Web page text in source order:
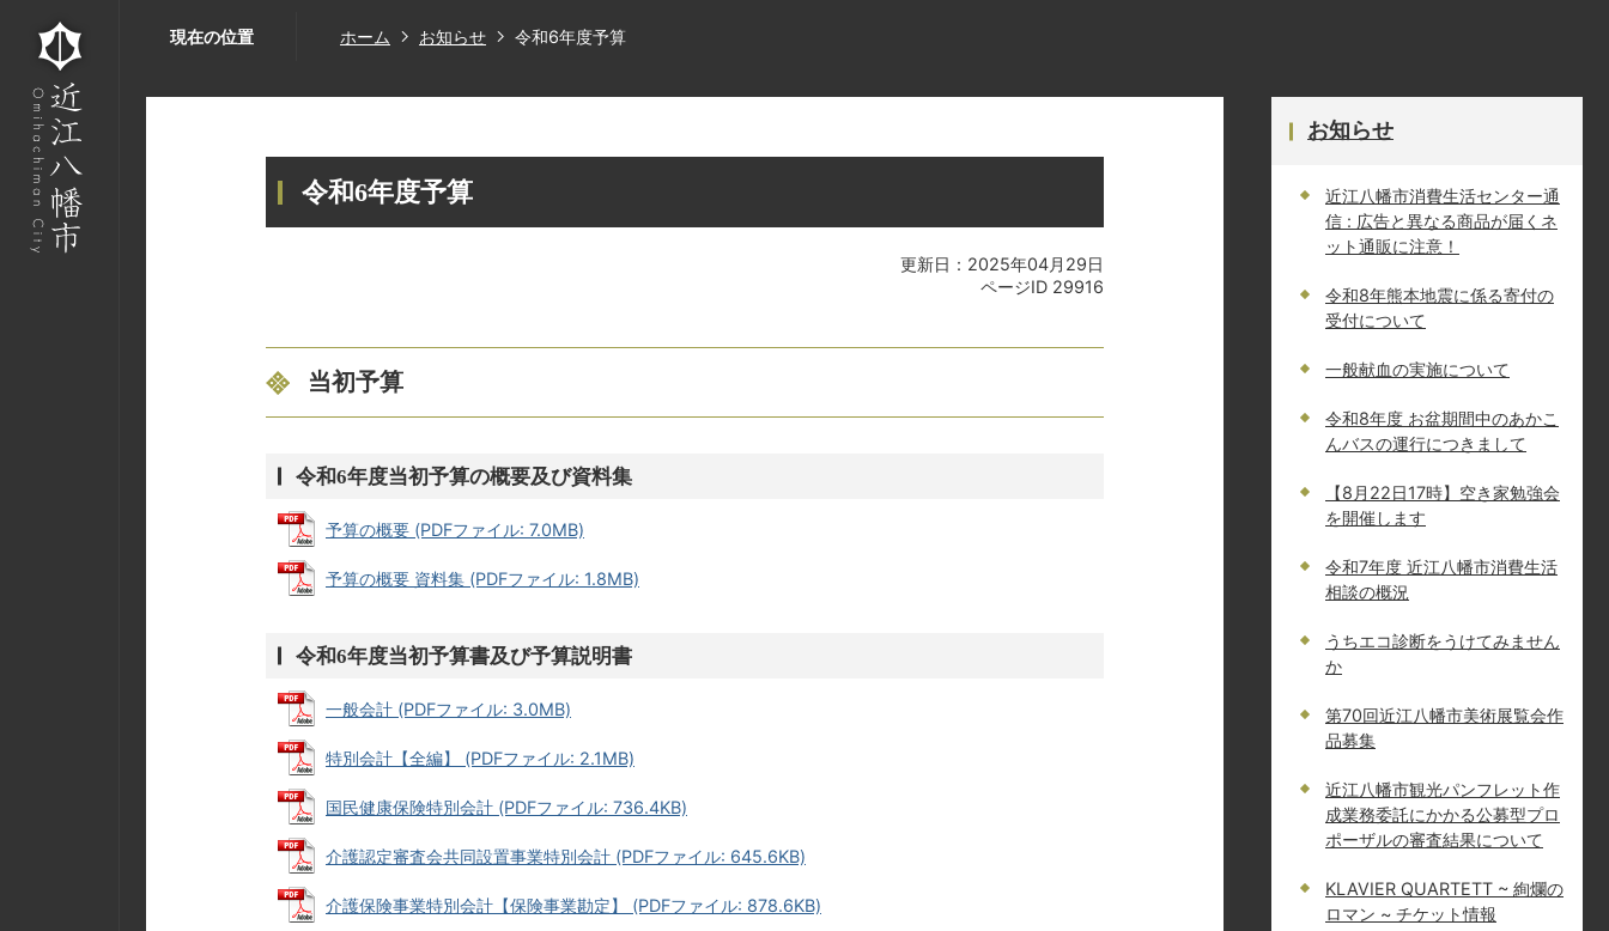
現在の位置 ホーム お知らせ 令和6年度予算
令和6年度予算
更新日：2025年04月29日
ページID 29916
当初予算
令和6年度当初予算の概要及び資料集
予算の概要 (PDFファイル: 7.0MB)
予算の概要 資料集 (PDFファイル: 1.8MB)
令和6年度当初予算書及び予算説明書
一般会計 (PDFファイル: 3.0MB)
特別会計【全編】 (PDFファイル: 2.1MB)
国民健康保険特別会計 (PDFファイル: 736.4KB)
介護認定審査会共同設置事業特別会計 (PDFファイル: 645.6KB)
介護保険事業特別会計【保険事業勘定】 (PDFファイル: 878.6KB)
お知らせ
近江八幡市消費生活センター通
信 : 広告と異なる商品が届くネ
ット通販に注意！
令和8年熊本地震に係る寄付の
受付について
一般献血の実施について
令和8年度 お盆期間中のあかこ
んバスの運行につきまして
【8月22日17時】空き家勉強会
を開催します
令和7年度 近江八幡市消費生活
相談の概況
うちエコ診断をうけてみません
か
第70回近江八幡市美術展覧会作
品募集
近江八幡市観光パンフレット作
成業務委託にかかる公募型プロ
ポーザルの審査結果について
KLAVIER QUARTETT ~ 絢爛の
ロマン ~ チケット情報